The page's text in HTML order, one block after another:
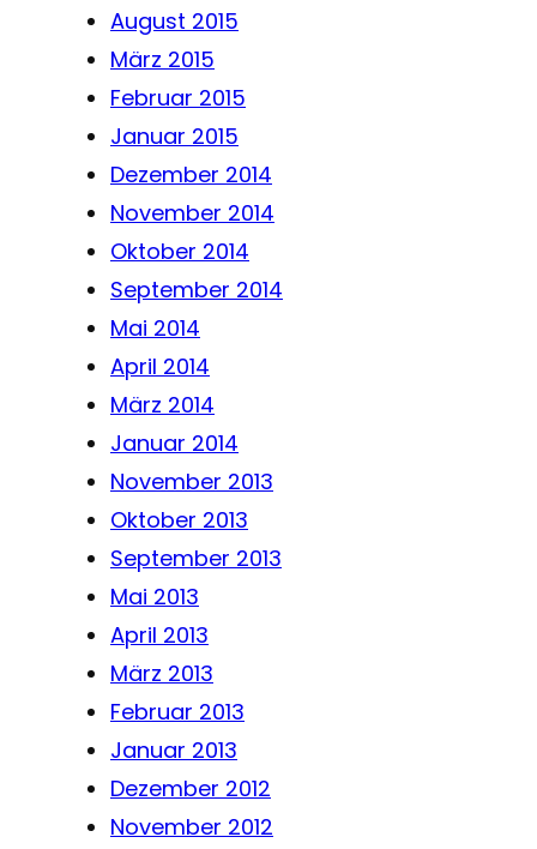
August 2015
März 2015
Februar 2015
Januar 2015
Dezember 2014
November 2014
Oktober 2014
September 2014
Mai 2014
April 2014
März 2014
Januar 2014
November 2013
Oktober 2013
September 2013
Mai 2013
April 2013
März 2013
Februar 2013
Januar 2013
Dezember 2012
November 2012